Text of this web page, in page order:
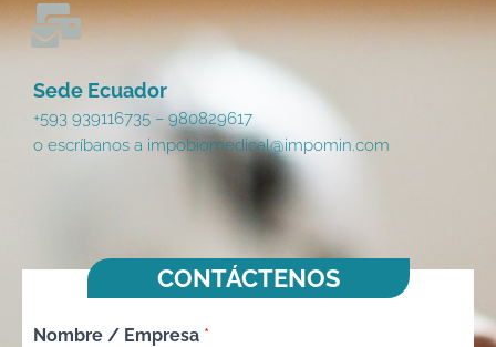
Sede Ecuador
+593 939116735 – 980829617
o escríbanos a impobiomedical@impomin.com
CONTÁCTENOS
Nombre / Empresa *